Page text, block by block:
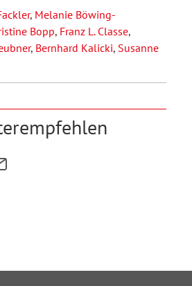
, Melanie Böwing-
Bopp, Franz L. Classe,
, Bernhard Kalicki, Susanne